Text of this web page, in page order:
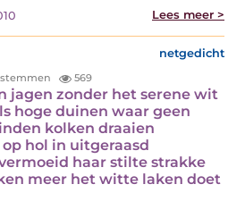
Lees meer >
netgedicht
569
jagen zonder het serene wit
hoge duinen waar geen
kolken draaien
hol in uitgeraasd
haar stilte strakke
meer het witte laken doet